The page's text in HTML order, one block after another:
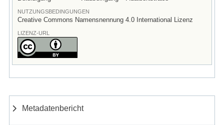
NUTZUNGSBEDINGUNGEN
Creative Commons Namensnennung 4.0 International Lizenz
LIZENZ-URL
Metadatenbericht